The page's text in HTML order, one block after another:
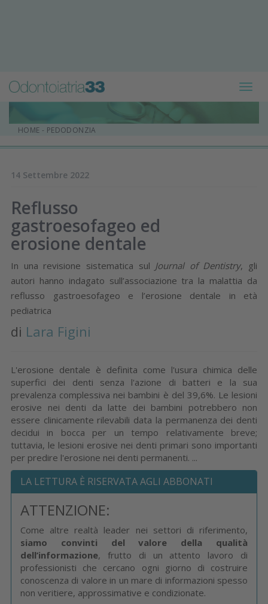
HOME - PEDODONZIA
14 Settembre 2022
Reflusso
gastroesofageo ed
erosione dentale
In una revisione sistematica sul Journal of Dentistry, gli
autori hanno indagato sull’associazione tra la malattia da
reflusso gastroesofageo e l’erosione dentale in età
pediatrica
di Lara Figini
L'erosione dentale è definita come l'usura chimica delle
superfici dei denti senza l'azione di batteri e la sua
prevalenza complessiva nei bambini è del 39,6%. Le lesioni
erosive nei denti da latte dei bambini potrebbero non
essere clinicamente rilevabili data la permanenza dei denti
decidui in bocca per un tempo relativamente breve;
tuttavia, le lesioni erosive nei denti primari sono importanti
per predire l'erosione nei denti permanenti. ...
LA LETTURA È RISERVATA AGLI ABBONATI
ATTENZIONE:
Come altre realtà leader nei settori di riferimento,
siamo convinti del valore della qualità
dell’informazione, frutto di un attento lavoro di
professionisti che cercano ogni giorno di costruire
conoscenza di valore in un mare di informazioni spesso
non veritiere, approssimative e condizionate.